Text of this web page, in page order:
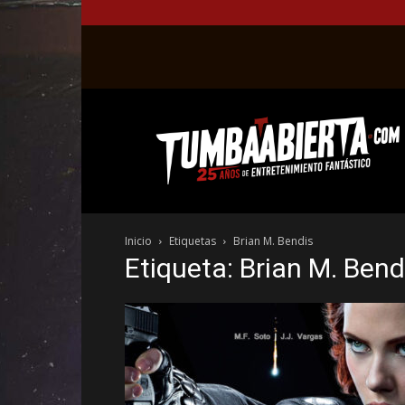
web
del
entretenimiento
el
género
fantástico.
Inicio Etiquetas Brian M. Bendis
Etiqueta: Brian M.